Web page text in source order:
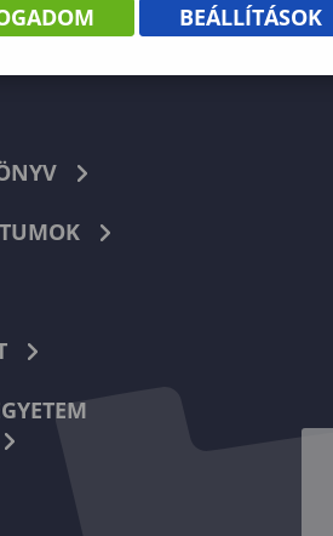
BEÁLLÍTÁSOK